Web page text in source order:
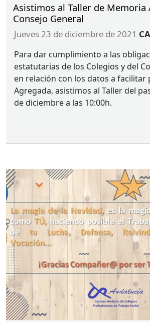
Asistimos al Taller de Memoria
Consejo General
jueves 23 de diciembre de 2021
Para dar cumplimiento a las
estatutarias de los Colegios y del
en relación con los datos a facilitar
Agregada, asistimos al Taller del
de diciembre a las 10:00h.